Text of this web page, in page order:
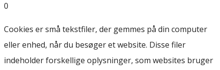
0
Cookies er små tekstfiler, der gemmes på din computer
eller enhed, når du besøger et website. Disse filer
indeholder forskellige oplysninger, som websites bruger